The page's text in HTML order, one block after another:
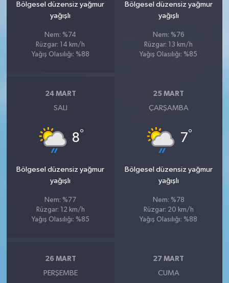
Bölgesel düzensiz yağmur
yağışlı
Nem: %74
Rüzgar: 14 km/h
Yağış Olasılığı: %88
Bölgesel düzensiz yağmur
yağışlı
Nem: %76
Rüzgar: 13 km/h
Yağış Olasılığı: %85
24 MART
SALI
8°
Bölgesel düzensiz yağmur
yağışlı
Nem: %77
Rüzgar: 12 km/h
Yağış Olasılığı: %85
25 MART
ÇARŞAMBA
7°
Bölgesel düzensiz yağmur
yağışlı
Nem: %78
Rüzgar: 20 km/h
Yağış Olasılığı: %88
26 MART
PERŞEMBE
27 MART
CUMA